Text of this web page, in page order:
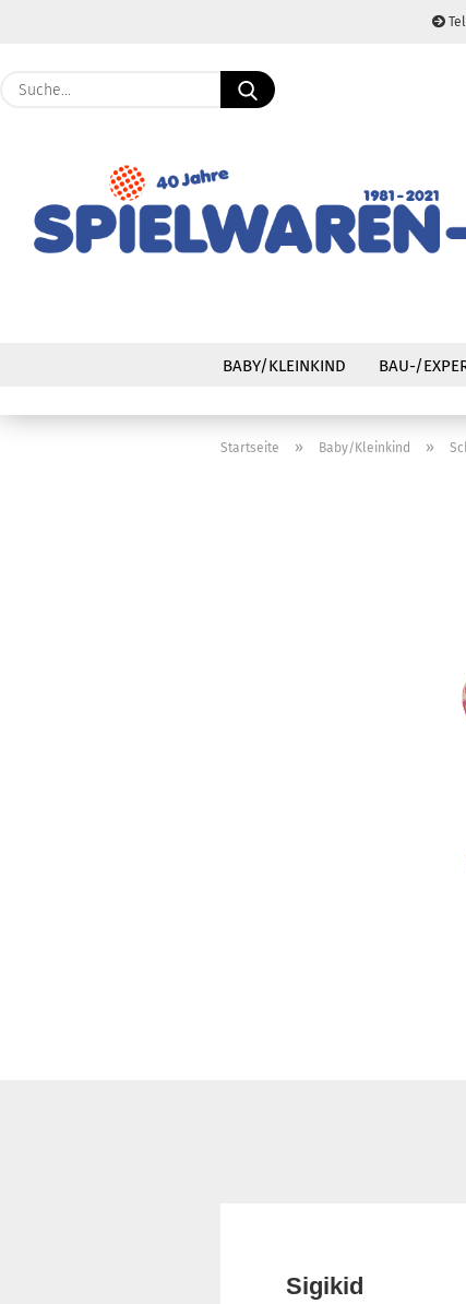
Suche...
BABY/KLEINKIND BAU-/
Startseite » Baby/Kleinkind »
Sigikid